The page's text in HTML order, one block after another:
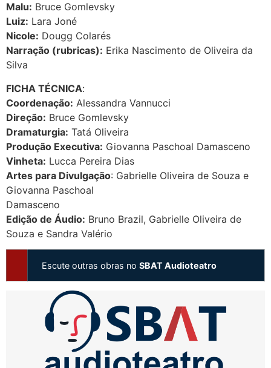
Malu: Bruce Gomlevsky
Luiz: Lara Joné
Nicole: Dougg Colarés
Narração (rubricas): Erika Nascimento de Oliveira da
Silva
FICHA TÉCNICA:
Coordenação: Alessandra Vannucci
Direção: Bruce Gomlevsky
Dramaturgia: Tatá Oliveira
Produção Executiva: Giovanna Paschoal Damasceno
Vinheta: Lucca Pereira Dias
Artes para Divulgação: Gabrielle Oliveira de Souza e
Giovanna Paschoal
Damasceno
Edição de Áudio: Bruno Brazil, Gabrielle Oliveira de
Souza e Sandra Valério
Escute outras obras no SBAT Audioteatro